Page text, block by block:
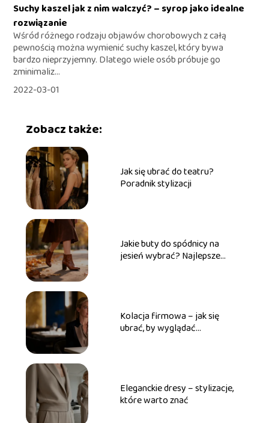
Suchy kaszel jak z nim walczyć? – syrop jako idealne
rozwiązanie
Wśród różnego rodzaju objawów chorobowych z całą
pewnością można wymienić suchy kaszel, który bywa
bardzo nieprzyjemny. Dlatego wiele osób próbuje go
zminimaliz...
2022-03-01
Zobacz także:
Jak się ubrać do teatru?
Poradnik stylizacji
Jakie buty do spódnicy na
jesień wybrać? Najlepsze
Kolacja firmowa – jak się
ubrać, by wyglądać
Eleganckie dresy – stylizacje,
które warto znać